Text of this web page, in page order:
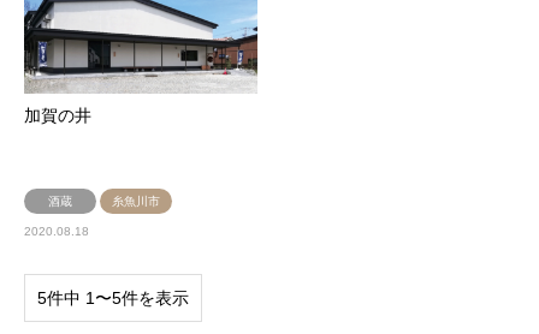
加賀の井
酒蔵 糸魚川市
2020.08.18
5件中 1〜5件を表示